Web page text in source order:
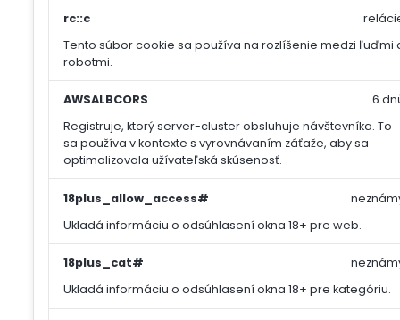
rc::c
Tento súbor cookie sa používa na rozlíšenie medzi ľuďmi
robotmi.
AWSALBCORS
Registruje, ktorý server-cluster obsluhuje návštevníka. To
sa používa v kontexte s vyrovnávaním záťaže, aby sa
optimalizovala užívateľská skúsenosť.
6
18plus_allow_access#
Ukladá informáciu o odsúhlasení okna 18+ pre web.
18plus_cat#
Ukladá informáciu o odsúhlasení okna 18+ pre kategóriu.